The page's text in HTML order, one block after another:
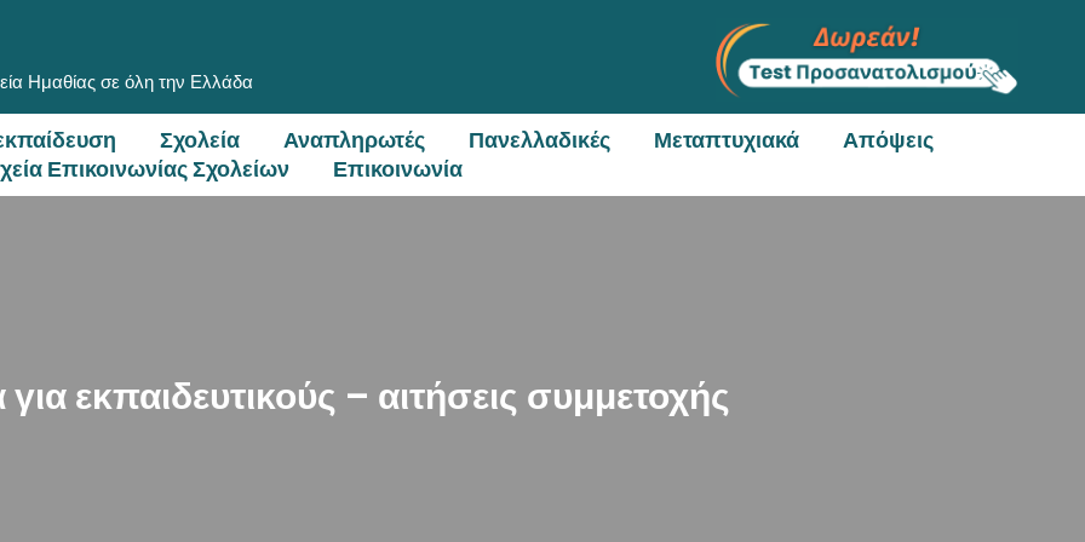
Ημαθίας σε όλη την Ελλάδα
Σχολεία Αναπληρωτές Πανελλαδικές Μεταπτυχιακά
Απόψεις
Επικοινωνίας Σχολείων Επικοινωνία
εκπαιδευτικούς – αιτήσεις συμμετοχής